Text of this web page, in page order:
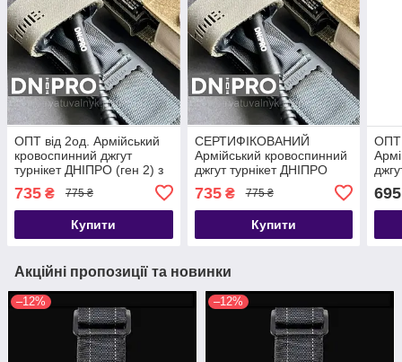
ОПТ від 2од. Армійський
кровоспинний джгут
турнікет ДНІПРО (ген 2) з
ОРИГІНАЛ. Гемостатик
джгут(ТЖТ)
735 ₴ 775 ₴
Купити
СЕРТИФІКОВАНИЙ
Армійський кровоспинний
джгут турнікет ДНІПРО
(ген 2) з метал. воротком.
(ОПТ) ОРИГІНАЛ (ТЖТ)
735₴ 775 ₴
Купити
ОПТ
695
Акційні пропозиції та новинки
–12% –12%